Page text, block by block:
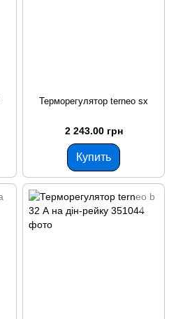
Терморегулятор terneo sx
2 243.00 грн
Купить